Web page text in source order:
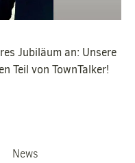
Jubiläum an: Unsere
Teil von TownTalker!
News